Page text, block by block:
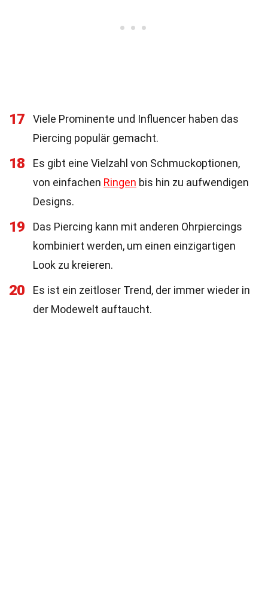
17
Viele Prominente und Influencer haben das
Piercing populär gemacht.
18
Es gibt eine Vielzahl von Schmuckoptionen,
von einfachen Ringen bis hin zu aufwendigen
Designs.
19
Das Piercing kann mit anderen Ohrpiercings
kombiniert werden, um einen einzigartigen
Look zu kreieren.
20
Es ist ein zeitloser Trend, der immer wieder in
der Modewelt auftaucht.